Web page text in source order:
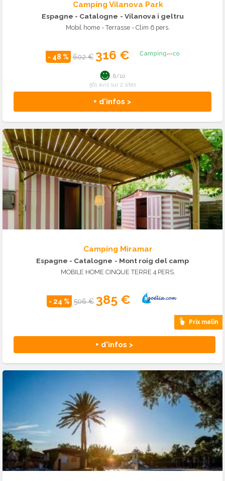
Camping Vilanova Park
Espagne - Catalogne - Vilanova i geltru
Mobil home - Terrasse - Clim 6 pers.
- 48 % 602 € 316 €
+ d'infos >
8/10
561 avis sur 2 sites
Camping Miramar
Espagne - Catalogne - Mont roig del camp
MOBILE HOME CINQUE TERRE 4 PERS.
- 24 % 506 € 385 €
Prix malin
+ d'infos >